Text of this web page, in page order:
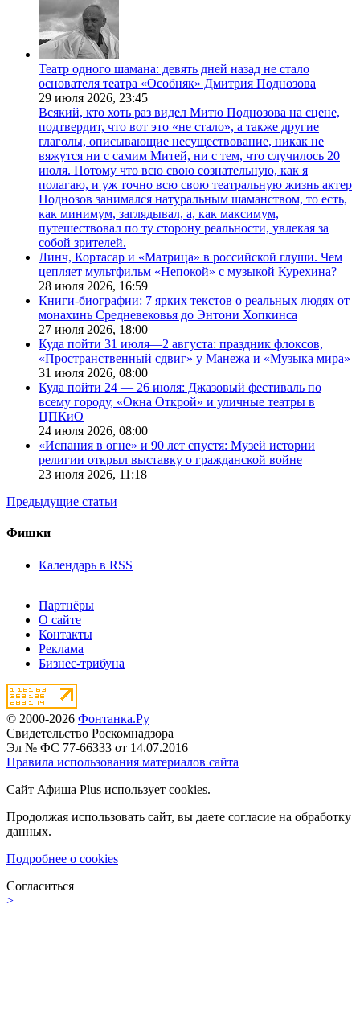
Театр одного шамана: девять дней назад не стало
основателя театра «Особняк» Дмитрия Поднозова
29 июля 2026, 23:45
Всякий, кто хоть раз видел Митю Поднозова на сцене,
подтвердит, что вот это «не стало», а также другие
глаголы, описывающие несуществование, никак не
вяжутся ни с самим Митей, ни с тем, что случилось 20
июля. Потому что всю свою сознательную, как я
полагаю, и уж точно всю свою театральную жизнь актер
Поднозов занимался натуральным шаманством, то есть,
как минимум, заглядывал, а, как максимум,
путешествовал по ту сторону реальности, увлекая за
собой зрителей.
Линч, Кортасар и «Матрица» в российской глуши. Чем
цепляет мультфильм «Непокой» с музыкой Курехина?
28 июля 2026, 16:59
Книги-биографии: 7 ярких текстов о реальных людях от
монахинь Средневековья до Энтони Хопкинса
27 июля 2026, 18:00
Куда пойти 31 июля—2 августа: праздник флоксов,
«Пространственный сдвиг» у Манежа и «Музыка мира»
31 июля 2026, 08:00
Куда пойти 24 — 26 июля: Джазовый фестиваль по
всему городу, «Окна Открой» и уличные театры в
ЦПКиО
24 июля 2026, 08:00
«Испания в огне» и 90 лет спустя: Музей истории
религии открыл выставку о гражданской войне
23 июля 2026, 11:18
Предыдущие статьи
Фишки
Календарь в RSS
Партнёры
О сайте
Контакты
Реклама
Бизнес-трибуна
© 2000-2026 Фонтанка.Ру
Свидетельство Роскомнадзора
Эл № ФС 77-66333 от 14.07.2016
Правила использования материалов сайта
Сайт Афиша Plus использует cookies.
Продолжая использовать сайт, вы даете согласие на обработку
данных.
Подробнее о cookies
Согласиться
>